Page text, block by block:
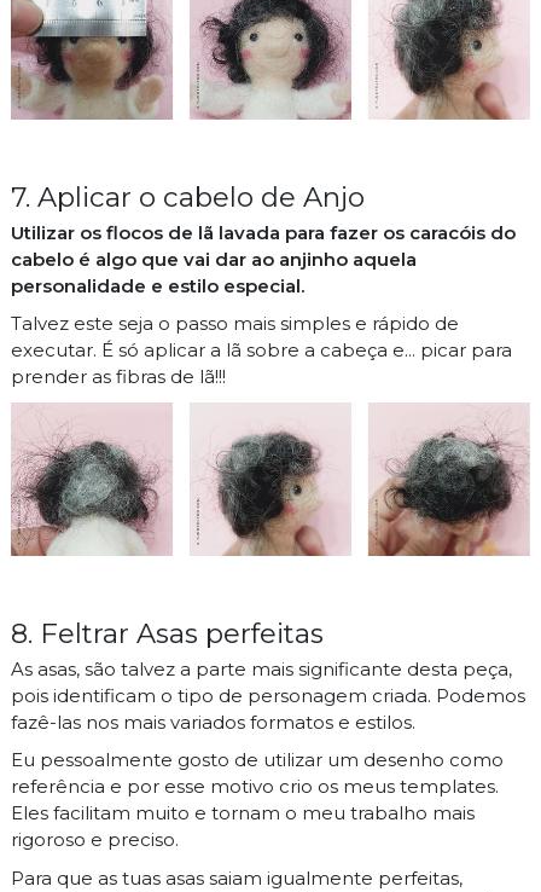
7. Aplicar o cabelo de Anjo
Utilizar os flocos de lã lavada para fazer os caracóis do
cabelo é algo que vai dar ao anjinho aquela
personalidade e estilo especial.
Talvez este seja o passo mais simples e rápido de
executar. É só aplicar a lã sobre a cabeça e... picar para
prender as fibras de lã!!!
8. Feltrar Asas perfeitas
As asas, são talvez a parte mais significante desta peça,
pois identificam o tipo de personagem criada. Podemos
fazê-las nos mais variados formatos e estilos.
Eu pessoalmente gosto de utilizar um desenho como
referência e por esse motivo crio os meus templates.
Eles facilitam muito e tornam o meu trabalho mais
rigoroso e preciso.
Para que as tuas asas saiam igualmente perfeitas,